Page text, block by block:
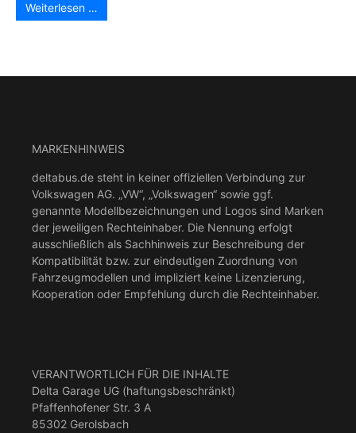
Weiterlesen …
MARKENHINWEIS
deltabus.de steht in keiner offiziellen Verbindung zur
Volkswagen AG. „VW“, „Volkswagen“ sowie ggf.
genannte Modellbezeichnungen und Logos sind Marken
der jeweiligen Rechteinhaber. Die Nennung erfolgt
ausschließlich als Sachhinweis zur Beschreibung der
Kompatibilität bzw. zur eindeutigen Zuordnung von
Fahrzeugmodellen und impliziert keine Lizenzierung,
Kooperation oder Empfehlung durch die Rechteinhaber.
VERANTWORTLICH FÜR DIE INHALTE
Delta Garage UG (haftungsbeschränkt)
Pfaffenhofener Str. 3 A
85302 Gerolsbach